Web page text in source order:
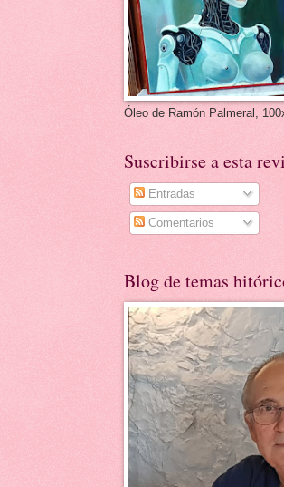
Óleo de Ramón Palmeral,
Suscribirse a esta
Entradas
Comentarios
Blog de temas